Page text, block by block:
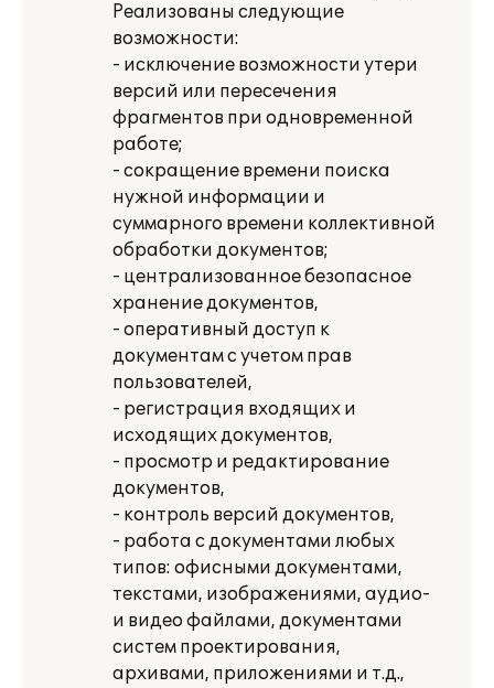
Реализованы следующие
возможности:
- исключение возможности утери
версий или пересечения
фрагментов при одновременной
работе;
- сокращение времени поиска
нужной информации и
суммарного времени коллективной
обработки документов;
- централизованное безопасное
хранение документов,
- оперативный доступ к
документам с учетом прав
пользователей,
- регистрация входящих и
исходящих документов,
- просмотр и редактирование
документов,
- контроль версий документов,
- работа с документами любых
типов: офисными документами,
текстами, изображениями, аудио-
и видео файлами, документами
систем проектирования,
архивами, приложениями и т.д.,